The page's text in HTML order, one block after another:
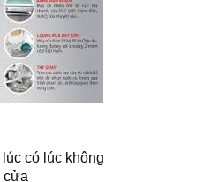
có lúc không
cửa